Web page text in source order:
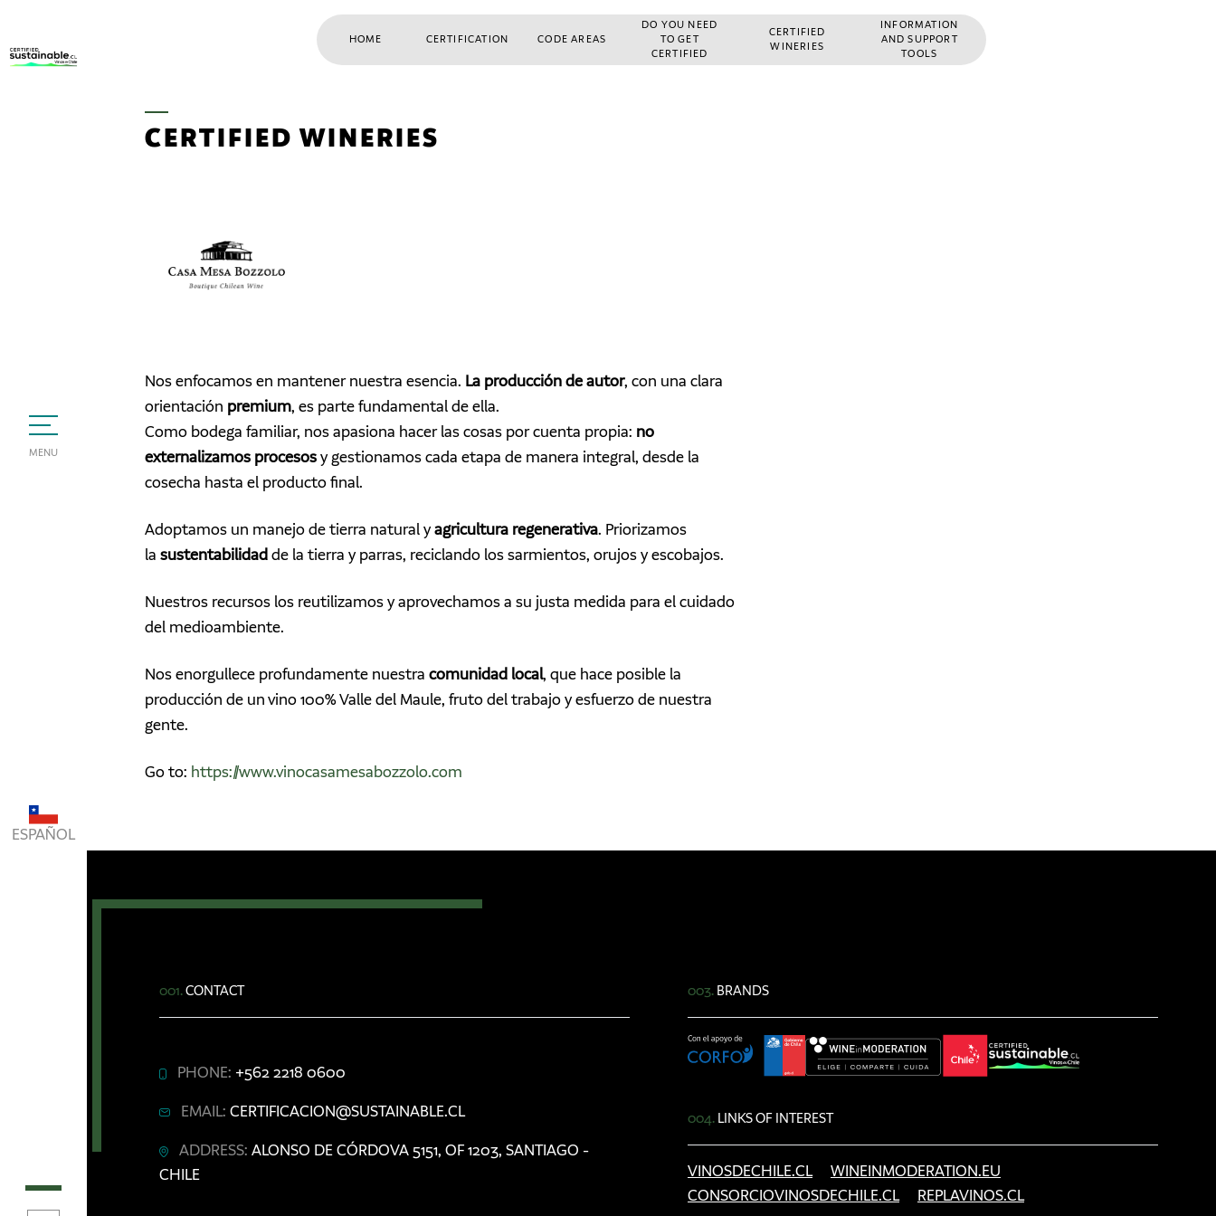
MENU
ESPAÑOL
HOME CERTIFICATION CODE AREAS
DO YOU NEED
TO GET
CERTIFIED
CERTIFIED
WINERIES
INFORMATION
AND SUPPORT
TOOLS
CERTIFIED WINERIES
Nos enfocamos en mantener nuestra esencia. La producción de autor, con una clara
orientación premium, es parte fundamental de ella.
Como bodega familiar, nos apasiona hacer las cosas por cuenta propia: no
externalizamos procesos y gestionamos cada etapa de manera integral, desde la
cosecha hasta el producto final.
​Adoptamos un manejo de tierra natural yagricultura regenerativa. Priorizamos
la sustentabilidad de la tierra y parras, reciclando los sarmientos, orujos y escobajos.
Nuestros recursos los reutilizamos y aprovechamos a su justa medida para el cuidado
del medioambiente.
​Nos enorgullece profundamente nuestra comunidad local, que hace posible la
producción de un vino 100% Valle del Maule, fruto del trabajo y esfuerzo de nuestra
gente.
Go to: https://www.vinocasamesabozzolo.com
001.CONTACT
PHONE: +562 2218 0600
EMAIL: CERTIFICACION@SUSTAINABLE.CL
ADDRESS: ALONSO DE CÓRDOVA 5151, OF 1203, SANTIAGO -
CHILE
003. BRANDS
004. LINKS OF INTEREST
VINOSDECHILE.CL
WINEINMODERATION.EU
CONSORCIOVINOSDECHILE.CL
REPLAVINOS.CL